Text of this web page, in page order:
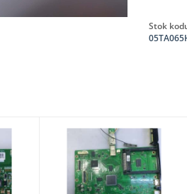
Stok